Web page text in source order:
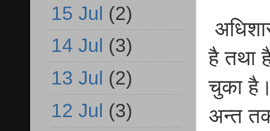
है तथा
चुका
अन्त
15 Jul (2)
14 Jul (3)
13 Jul (2)
12 Jul (3)